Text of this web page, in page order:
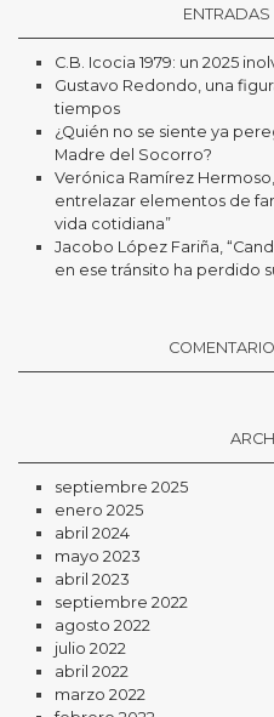
ENTRADAS
C.B. Icocia 1979: un 2025
Gustavo Redondo, una
tiempos
¿Quién no se siente ya
Madre del Socorro?
Verónica Ramírez
entrelazar elementos de
vida cotidiana”
Jacobo López Fariña,
en ese tránsito ha perdido
septiembre 2025
enero 2025
abril 2024
mayo 2023
abril 2023
septiembre 2022
agosto 2022
julio 2022
abril 2022
marzo 2022